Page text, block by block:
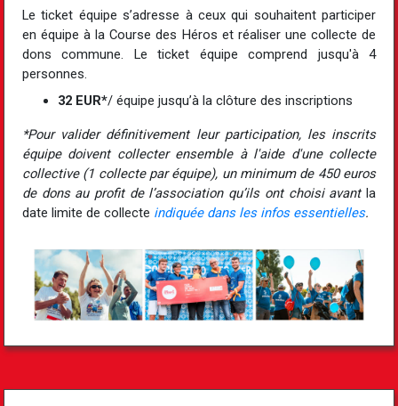
Le ticket équipe s’adresse à ceux qui souhaitent participer
en équipe à la Course des Héros et réaliser une collecte de
dons commune. Le ticket équipe comprend jusqu'à 4
personnes.
32 EUR*/ équipe jusqu’à la clôture des inscriptions
*Pour valider définitivement leur participation, les inscrits
équipe doivent collecter ensemble à l'aide d'une collecte
collective (1 collecte par équipe), un minimum de 450 euros
de dons au profit de l’association qu’ils ont choisi avantla
date limite de collecte indiquée dans les infos essentielles.